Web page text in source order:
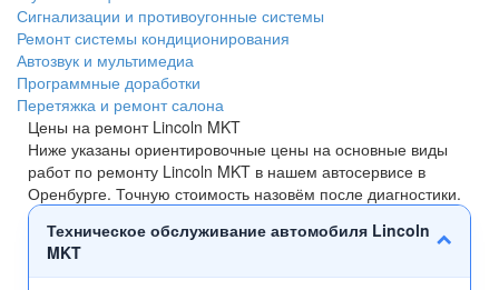
Сигнализации и противоугонные системы
Ремонт системы кондиционирования
Автозвук и мультимедиа
Программные доработки
Перетяжка и ремонт салона
Цены на ремонт Lincoln MKT
Ниже указаны ориентировочные цены на основные виды
работ по ремонту Lincoln MKT в нашем автосервисе в
Оренбурге. Точную стоимость назовём после диагностики.
Техническое обслуживание автомобиля Lincoln
MKT